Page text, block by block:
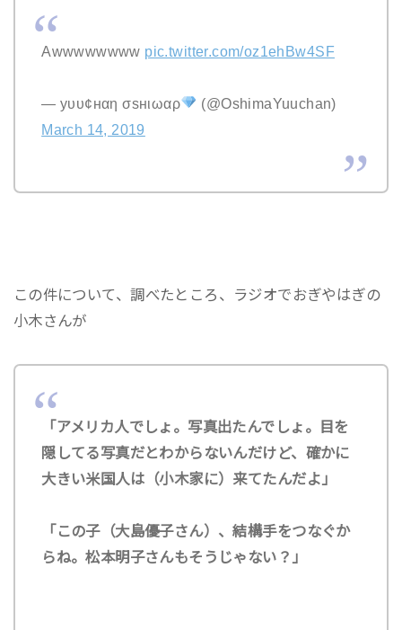
Awwwwwwww pic.twitter.com/oz1ehBw4SF
— уυυ¢нαη σѕнιωαρ
(@OshimaYuuchan)
March 14, 2019
この件について、調べたところ、ラジオでおぎやはぎの
小木さんが
「アメリカ人でしょ。写真出たんでしょ。目を
隠してる写真だとわからないんだけど、確かに
大きい米国人は（小木家に）来てたんだよ」
「この子（大島優子さん）、結構手をつなぐか
らね。松本明子さんもそうじゃない？」